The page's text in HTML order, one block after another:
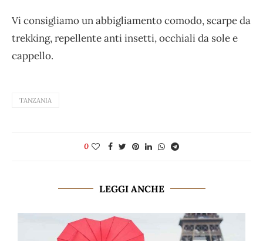
Vi consigliamo un abbigliamento comodo, scarpe da
trekking, repellente anti insetti, occhiali da sole e
cappello.
TANZANIA
0
LEGGI ANCHE